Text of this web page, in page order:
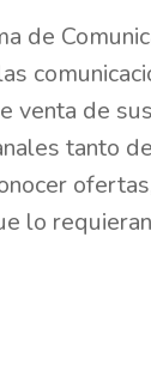
de
venta de
tanto
lo